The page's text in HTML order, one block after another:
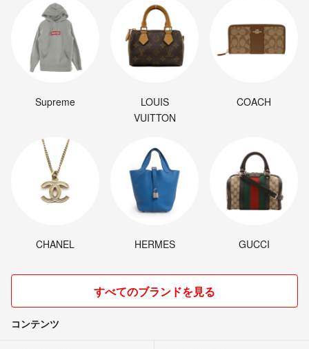
Supreme
LOUIS
VUITTON
COACH
CHANEL HERMES GUCCI
すべてのブランドを見る
コンテンツ